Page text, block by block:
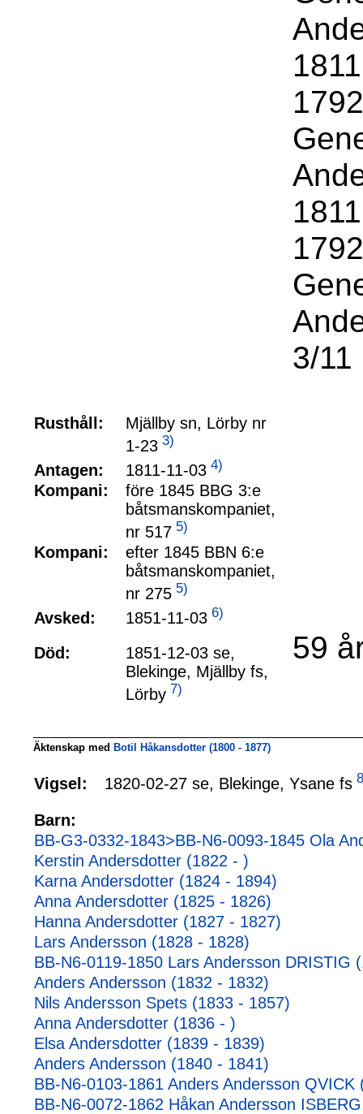
3/11
Rusthåll:
Mjällby sn, Lörby nr
1-23 3)
Antagen: 1811-11-03 4)
Kompani:
före 1845 BBG 3:e
båtsmanskompaniet,
nr 517 5)
Kompani:
efter 1845 BBN 6:e
båtsmanskompaniet,
nr 275 5)
Avsked: 1851-11-03 6)
Död:
1851-12-03 se,
Blekinge, Mjällby fs,
Lörby 7)
59
Äktenskap med Botil Håkansdotter (1800 - 1877)
Vigsel: 1820-02-27 se, Blekinge, Ysane fs
Barn:
BB-G3-0332-1843>BB-N6-0093-1845 Ola
Kerstin Andersdotter (1822 - )
Karna Andersdotter (1824 - 1894)
Anna Andersdotter (1825 - 1826)
Hanna Andersdotter (1827 - 1827)
Lars Andersson (1828 - 1828)
BB-N6-0119-1850 Lars Andersson DRISTIG
Anders Andersson (1832 - 1832)
Nils Andersson Spets (1833 - 1857)
Anna Andersdotter (1836 - )
Elsa Andersdotter (1839 - 1839)
Anders Andersson (1840 - 1841)
BB-N6-0103-1861 Anders Andersson QVICK
BB-N6-0072-1862 Håkan Andersson